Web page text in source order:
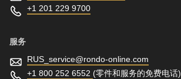
+1 201 229 9700
服务
RUS_service@rondo-online.com
+1 800 252 6552 (零件和服务的免费电话)